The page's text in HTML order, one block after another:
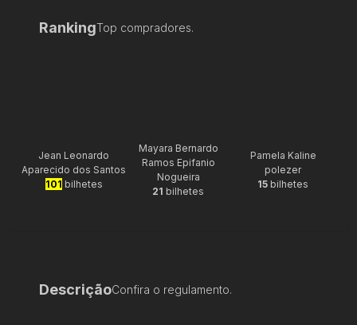
RankingTop compradores.
Jean Leonardo
Aparecido dos Santos
101 bilhetes
Mayara Bernardo
Ramos Epifanio
Nogueira
21 bilhetes
Pamela Kaline
polezer
15 bilhetes
DescriçãoConfira o regulamento.